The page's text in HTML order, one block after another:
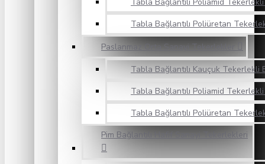
Tabla Bağlantılı Poliüretan
Paslanmaz Orta Sanayi Tekerlekler
Tabla Bağlantılı Kauçuk Tekerlekli
Tabla Bağlantılı Poliamid
Tabla Bağlantılı Poliüretan
Pim Bağlantılı Hafif Sanayi Tekerlekleri